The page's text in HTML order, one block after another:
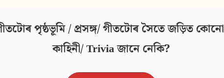
পৃষ্ঠভূমি / প্ৰসঙ্গ/ গীতটোৰ সৈতে জড়িত কোনো
কাহিনী/ Trivia জানে নেকি?